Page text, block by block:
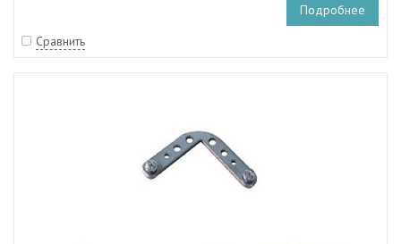
Подробнее
Сравнить